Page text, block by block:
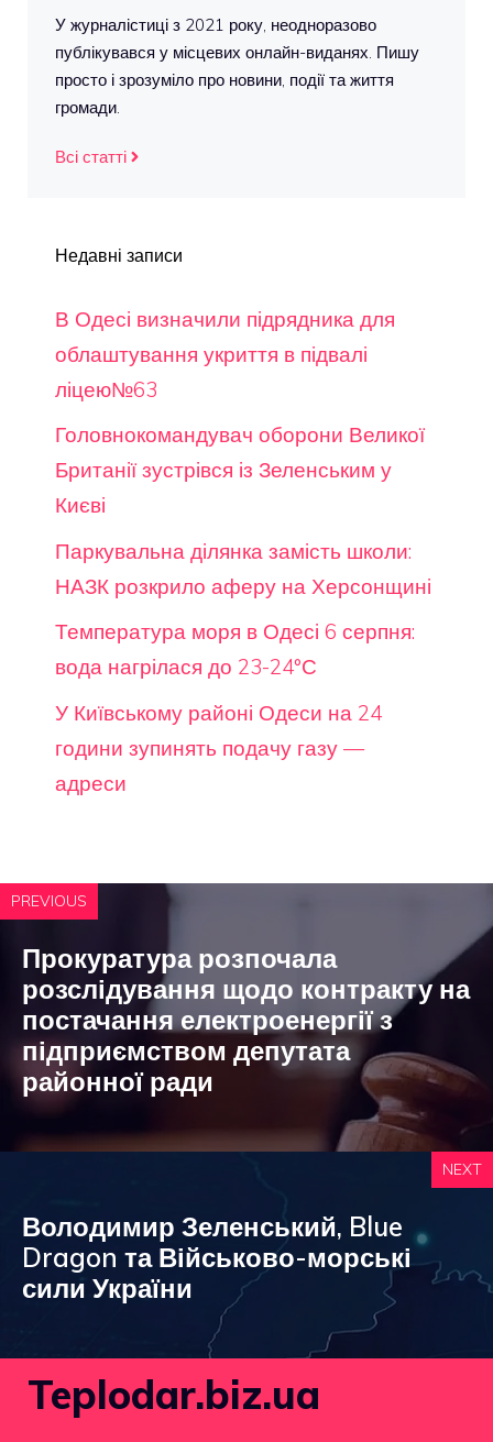
У журналістиці з 2021 року, неодноразово
публікувався у місцевих онлайн-виданях. Пишу
просто і зрозуміло про новини, події та життя
громади.
Всі статті
Недавні записи
В Одесі визначили підрядника для
облаштування укриття в підвалі
ліцею№63
Головнокомандувач оборони Великої
Британії зустрівся із Зеленським у
Києві
Паркувальна ділянка замість школи:
НАЗК розкрило аферу на Херсонщині
Температура моря в Одесі 6 серпня:
вода нагрілася до 23-24°С
У Київському районі Одеси на 24
години зупинять подачу газу —
адреси
PREVIOUS
Прокуратура розпочала
розслідування щодо контракту на
постачання електроенергії з
підприємством депутата
районної ради
NEXT
Володимир Зеленський, Blue
Dragon та Військово-морські
сили України
Teplodar.biz.ua